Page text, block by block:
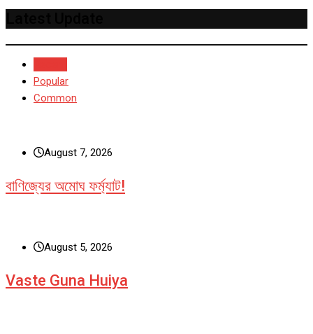
Popular
Common
August 7, 2026
বাণিজ্যের অমোঘ ফর্ম্যাট!
August 5, 2026
Vaste Guna Huiya